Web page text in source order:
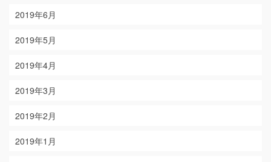
2019年6月
2019年5月
2019年4月
2019年3月
2019年2月
2019年1月